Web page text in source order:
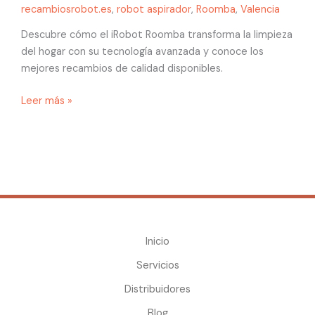
recambiosrobot.es, robot aspirador, Roomba, Valencia
Descubre cómo el iRobot Roomba transforma la limpieza
del hogar con su tecnología avanzada y conoce los
mejores recambios de calidad disponibles.
Leer más »
Inicio
Servicios
Distribuidores